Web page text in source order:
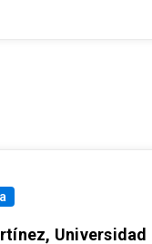
Universidad